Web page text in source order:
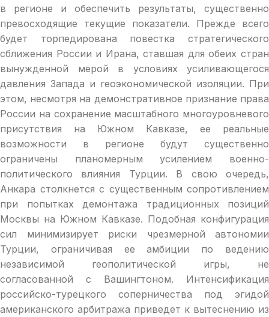
в регионе и обеспечить результаты, существенно
превосходящие текущие показатели. Прежде всего
будет торпедирована повестка стратегического
сближения России и Ирана, ставшая для обеих стран
вынужденной мерой в условиях усиливающегося
давления Запада и геоэкономической изоляции. При
этом, несмотря на демонстративное признание права
России на сохранение масштабного многоуровневого
присутствия на Южном Кавказе, ее реальные
возможности в регионе будут существенно
ограничены планомерным усилением военно-
политического влияния Турции. В свою очередь,
Анкара столкнется с существенным сопротивлением
при попытках демонтажа традиционных позиций
Москвы на Южном Кавказе. Подобная конфигурация
сил минимизирует риски чрезмерной автономии
Турции, ограничивая ее амбиции по ведению
независимой геополитической игры, не
согласованной с Вашингтоном. Интенсификация
российско-турецкого соперничества под эгидой
американского арбитража приведет к вытеснению из